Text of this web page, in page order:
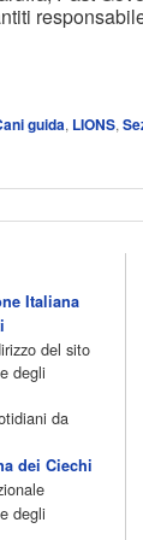
guida, LIONS,
Italiana
del sito
degli
da
dei Ciechi
degli